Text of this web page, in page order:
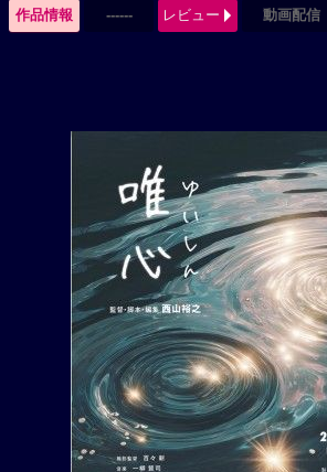
作品情報 ------ レビュー 動画配信